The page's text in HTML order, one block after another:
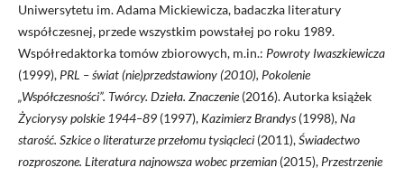
Uniwersytetu im. Adama Mickiewicza, badaczka literatury
współczesnej, przede wszystkim powstałej po roku 1989.
Współredaktorka tomów zbiorowych, m.in.: Powroty Iwaszkiewicza
(1999), PRL – świat (nie)przedstawiony (2010), Pokolenie
„Współczesności”. Twórcy. Dzieła. Znaczenie(2016). Autorka książek
Życiorysy polskie 1944–89(1997), Kazimierz Brandys(1998),Na
starość. Szkice o literaturze przełomu tysiącleci(2011),Świadectwo
rozproszone. Literatura najnowsza wobec przemian(2015), Przestrzenie